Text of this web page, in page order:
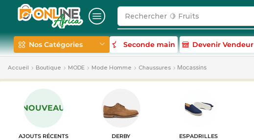
Rechercher 🍋 Fruits
Nos Catégories Seconde main Devenir Vendeur
Accueil Boutique MODE Mode Homme Chaussures Mocassins
NOUVEAU
AJOUTS RÉCENTS DERBY ESPADRILLES